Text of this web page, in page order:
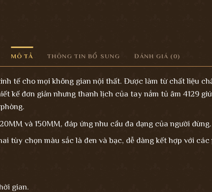
MÔ TẢ THÔNG TIN BỔ SUNG ĐÁNH GIÁ (0)
tế cho mọi không gian nội thất. Được làm từ chất liệu
kế đơn giản nhưng thanh lịch của tay nắm tủ âm 4129
và 150MM, đáp ứng nhu cầu đa dạng của người dùng.
tùy chọn màu sắc là đen và bạc, dễ dàng kết hợp với
gian.